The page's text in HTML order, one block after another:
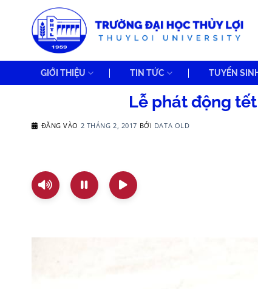
GIỚI THIỆU TIN TỨC TUYỂN
Lễ phát động
ĐĂNG VÀO 2 THÁNG 2, 2017 BỞI DATA OLD